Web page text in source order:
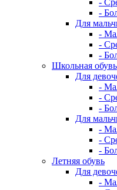
-
-
Для
-
-
-
Школьная обувь
Для
-
-
-
Для
-
-
-
Летняя обувь
Для
-